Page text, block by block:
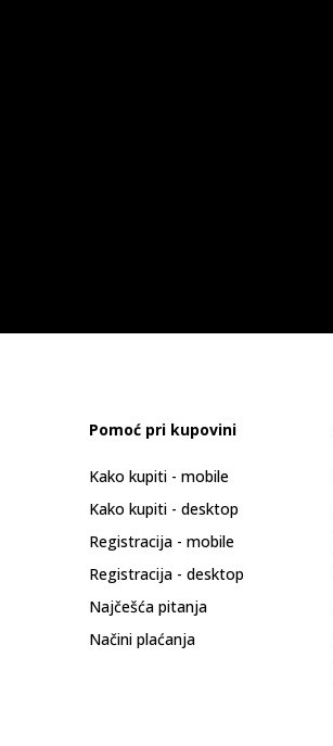
Pomoć pri kupovini
Kako kupiti - mobile
Kako kupiti - desktop
Registracija - mobile
Registracija - desktop
Najčešća pitanja
Načini plaćanja